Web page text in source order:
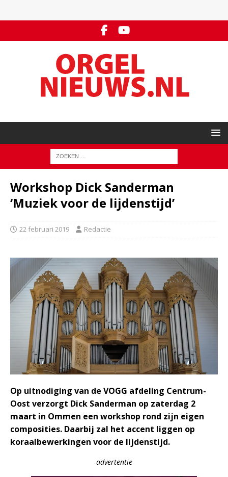
Workshop Dick Sanderman
‘Muziek voor de lijdenstijd’
22 februari 2019 Redactie
Op uitnodiging van de VOGG afdeling Centrum-
Oost verzorgt Dick Sanderman op zaterdag 2
maart in Ommen een workshop rond zijn eigen
composities. Daarbij zal het accent liggen op
koraalbewerkingen voor de lijdenstijd.
advertentie